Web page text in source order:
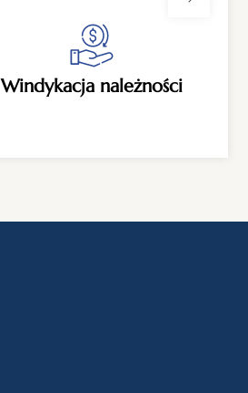
Windykacja należności